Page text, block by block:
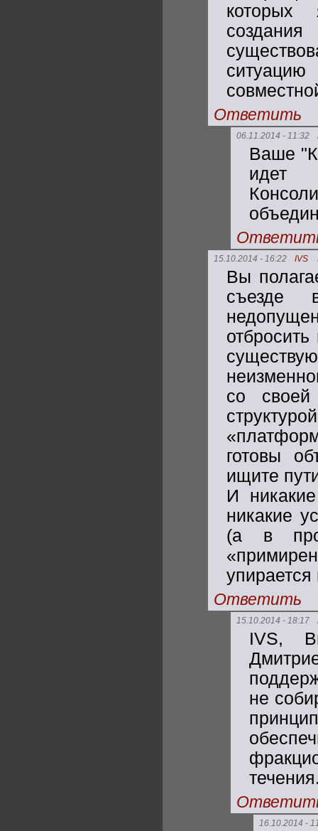
которых
Ответить
06.11.2014 - 11:32
Ваше
идет
15.10.2014 - 16:22 IVS
Вы
съезде
со своей
готовы
ищите
И
никакие
(а в
Ответить
15.10.2014 - 18:17
IVS,
не
16.10.2014 -